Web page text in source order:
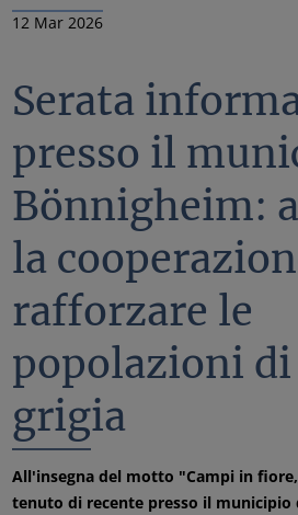
12 Mar 2026
Serata
presso il
Bönnigheim:
la
rafforzare le
popolazioni
grigia
All'insegna del motto "Campi in
tenuto di recente presso il municipio